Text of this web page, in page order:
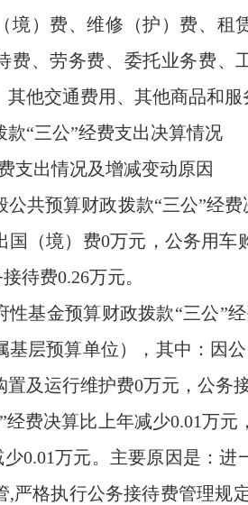
境）费、维修（护）费、租
费、劳务费、委托业务费、
其他交通费用、其他商品和服
“三公”经费支出决算情况
出情况及增减变动原因
共预算财政拨款“三公”经费
国（境）费0万元，公务用车
待费0.26万元。
基金预算财政拨款“三公”经
基层预算单位），其中：因
置及运行维护费0万元，公务
费决算比上年减少0.01万元
少0.01万元。主要原因是：进
,严格执行公务接待费管理规